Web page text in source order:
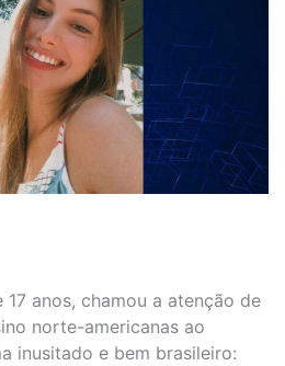
17 anos, chamou a atenção de
norte-americanas ao
inusitado e bem brasileiro: